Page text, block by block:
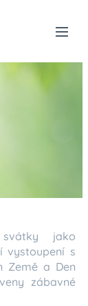
jako
vystoupení s
Země a Den
zábavné